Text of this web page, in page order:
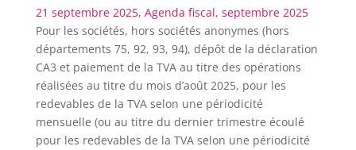
21 septembre 2025, Agenda fiscal, septembre 2025
Pour les sociétés, hors sociétés anonymes (hors
départements 75, 92, 93, 94), dépôt de la déclaration
CA3 et paiement de la TVA au titre des opérations
réalisées au titre du mois d’août 2025, pour les
redevables de la TVA selon une périodicité
mensuelle (ou au titre du dernier trimestre écoulé
pour les redevables de la TVA selon une périodicité